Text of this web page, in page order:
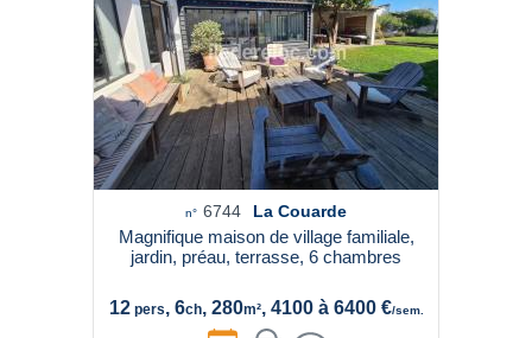
n° 6744 La Couarde
Magnifique maison de village familiale,
jardin, préau, terrasse, 6 chambres
12pers, 6ch, 280m², 4100 à 6400 €/sem.